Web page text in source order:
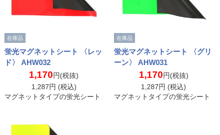
在庫品
蛍光マグネットシート 〈レッ
ド〉 AHW032
1,170円(税抜)
1,287円 (税込)
マグネットタイプの蛍光シート
在庫品
蛍光マグネットシート 〈グリ
ーン〉 AHW031
1,170円(税抜)
1,287円 (税込)
マグネットタイプの蛍光シート